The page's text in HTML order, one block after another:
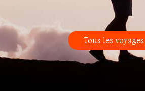
Tous les voyages